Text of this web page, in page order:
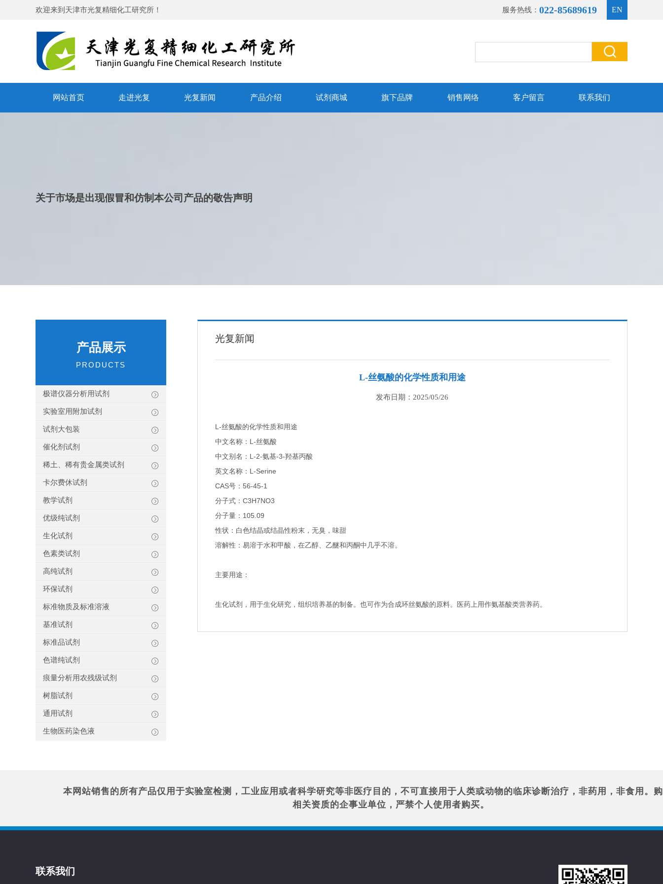
欢迎来到 天津市光复精细化工研究所 ！ 服务热线： 022-85689619 EN
网站首页 走进光复 光复新闻 产品介绍 试剂商城 旗下品牌 销售网络 客户留言 联系我们
关于市场是出现假冒和仿制本公司产品的敬告声明
产品展示
PRODUCTS
极谱仪器分析用试剂
实验室用附加试剂
试剂大包装
催化剂试剂
稀土、稀有贵金属类试剂
卡尔费休试剂
教学试剂
优级纯试剂
生化试剂
色素类试剂
高纯试剂
环保试剂
标准物质及标准溶液
基准试剂
标准品试剂
色谱纯试剂
痕量分析用农残级试剂
树脂试剂
通用试剂
生物医药染色液
光复新闻
L-丝氨酸的化学性质和用途
发布日期：2025/05/26
L-丝氨酸的化学性质和用途
中文名称：L-丝氨酸
中文别名：L-2-氨基-3-羟基丙酸
英文名称：L-Serine
CAS号：56-45-1
分子式：C3H7NO3
分子量：105.09
性状：白色结晶或结晶性粉末，无臭，味甜
溶解性：易溶于水和甲酸，在乙醇、乙醚和丙酮中几乎不溶。
主要用途：
生化试剂，用于生化研究，组织培养基的制备。也可作为合成环丝氨酸的原料。医药上用作氨基酸类营养药。
本网站销售的所有产品仅用于实验室检测，工业应用或者科学研究等非医疗目的，不可直接用于人类或动物的临床诊断治疗，非药用，非食用。
相关资质的企事业单位，严禁个人使用者购买。
联系我们